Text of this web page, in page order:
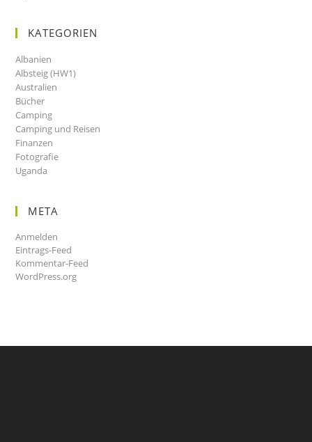
KATEGORIEN
Albanien
Albsteig (HW1)
Australien
Bücher
Camping
Camping und Reisen
Finanzen
Fotografie
Uganda
META
Anmelden
Eintrags-Feed
Kommentar-Feed
WordPress.org